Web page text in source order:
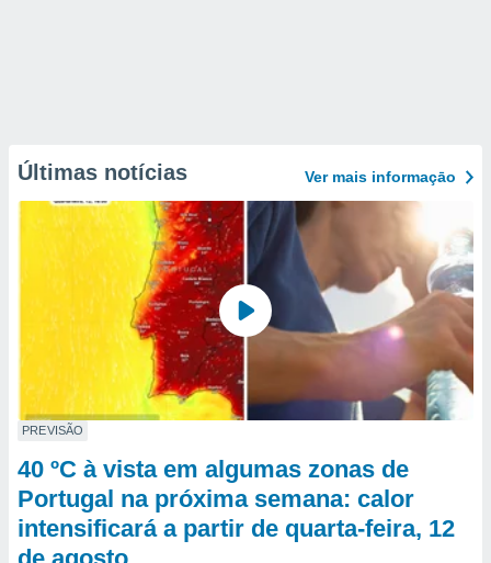
Últimas notícias Ver mais informaçāo
PREVISÃO
40 ºC à vista em algumas zonas de
Portugal na próxima semana: calor
intensificará a partir de quarta-feira, 12